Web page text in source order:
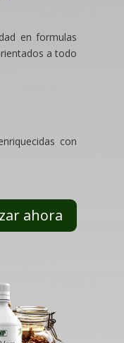
en formulas
a todo
con
ahora